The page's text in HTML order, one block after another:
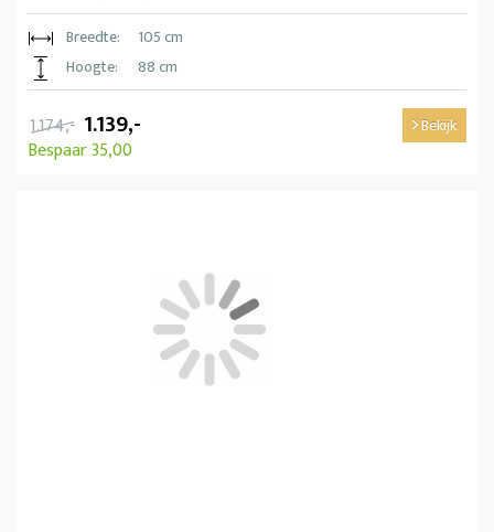
Breedte:
105 cm
Hoogte:
88 cm
1.174,- 1.139,-
Bespaar 35,00
Bekijk